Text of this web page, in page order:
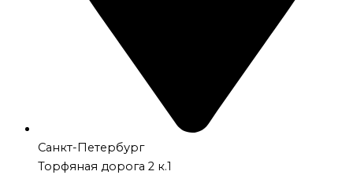
Санкт-Петербург
Торфяная дорога 2 к.1